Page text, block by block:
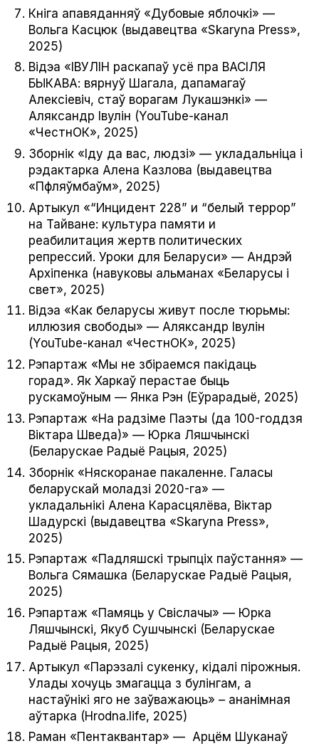
Кніга апавяданняў «Дубовые яблочкі» —
Вольга Касцюк (выдавецтва «Skary­na Press»,
2025)
Відэа «ІВУЛІН раскапаў усё пра ВАСІЛЯ
БЫКАВА: вярнуў Шагала, дапамагаў
Алексіевіч, стаў ворагам Лукашэнкі» —
Аляксандр Івулін (YouTube-канал
«ЧестнОК», 2025)
Зборнік «Іду да вас, людзі» — укладальніца і
рэдактарка Алена Казлова (выдавецтва
«Пфляўмбаўм», 2025)
Артыкул «“Инцидент 228” и “белый террор”
на Тайване: культура памяти и
реабилитация жертв политических
репрессий. Уроки для Беларуси» — Андрэй
Архіпенка (навуковы альманах «Беларусы і
свет», 2025)
Відэа «Как беларусы живут после тюрьмы:
иллюзия свободы» — Аляксандр Івулін
(YouTube-канал «ЧестнОК», 2025)
Рэпартаж «Мы не збіраемся пакідаць
горад». Як Харкаў перастае быць
рускамоўным — Янка Рэн (Еўрарадыё, 2025)
Рэпартаж «На радзіме Паэты (да 100-годдзя
Віктара Шведа)» — Юрка Ляшчынскі
(Беларускае Радыё Рацыя, 2025)
Зборнік «Няскоранае пакаленне. Галасы
беларускай моладзі 2020-га» —
укладальнікі Алена Карасцялёва, Віктар
Шадурскі (выдавецтва «Skary­na Press»,
2025)
Рэпартаж «Падляшскі трыпціх паўстання» —
Вольга Сямашка (Беларускае Радыё Рацыя,
2025)
Рэпартаж «Памяць у Свіслачы» — Юрка
Ляшчынскі, Якуб Сушчынскі (Беларускае
Радыё Рацыя, 2025)
Артыкул «Парэзалі сукенку, кідалі пірожныя.
Улады хочуць змагацца з булінгам, а
настаўнікі яго не заўважаюць» – ананімная
аўтарка (Hrodna.life, 2025)
Раман «Пентаквантар» — Арцём Шуканаў